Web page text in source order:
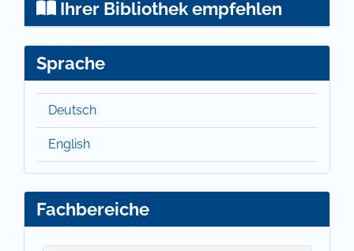
Ihrer Bibliothek empfehlen
Sprache
Deutsch
English
Fachbereiche